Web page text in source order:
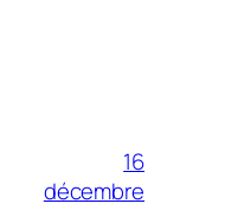
16
décembre